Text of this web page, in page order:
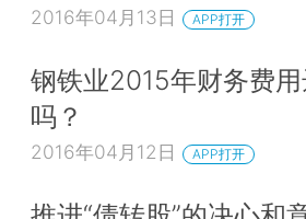
2016年04月13日 APP打开
钢铁业2015年财务费
吗？
2016年04月12日 APP打开